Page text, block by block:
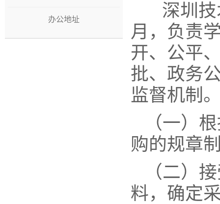
办公地址
深圳技
月，负责
开、公平
批、政务
监督机制
（一）
购的规章
（二）
料，确定